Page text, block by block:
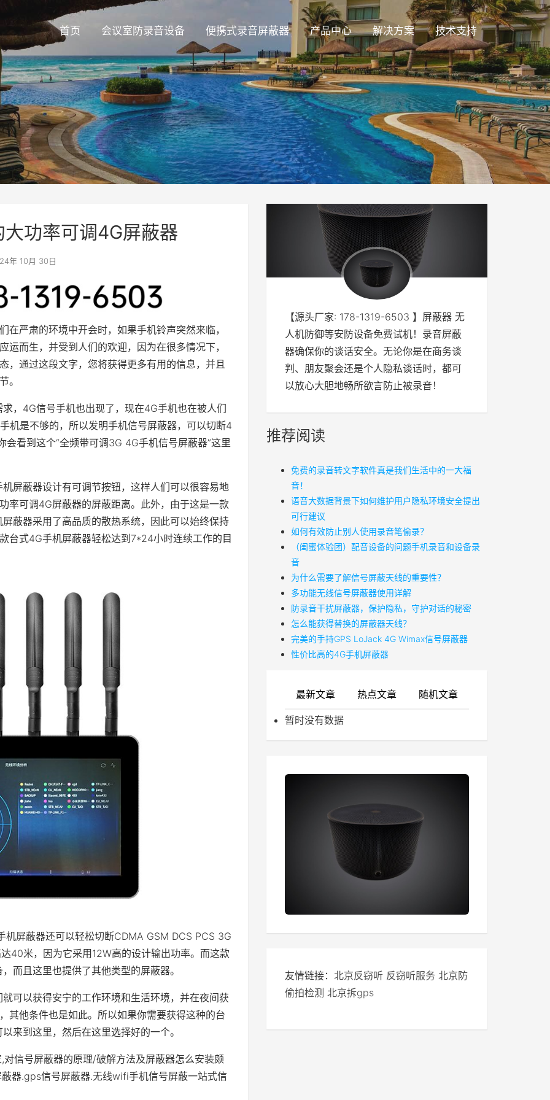
首页 会议室防录音设备 便携式录音屏蔽器 产品中心 解决方案 技术支持
功率可调4G屏蔽器
年 10月 30日
严肃的环境中开会时，如果手机铃声突然来临，
而生，并受到人们的欢迎，因为在很多情况下，
，通过这段文字，您将获得更多有用的信息，并且
。
，4G信号手机也出现了，现在4G手机也在被人们
机是不够的，所以发明手机信号屏蔽器，可以切断4
看到这个“全频带可调3G 4G手机信号屏蔽器”这里
屏蔽器设计有可调节按钮，这样人们可以很容易地
率可调4G屏蔽器的屏蔽距离。此外，由于这是一款
蔽器采用了高品质的散热系统，因此可以始终保持
台式4G手机屏蔽器轻松达到7*24小时连续工作的目
屏蔽器还可以轻松切断CDMA GSM DCS PCS 3G
40米，因为它采用12W高的设计输出功率。而这款
而且这里也提供了其他类型的屏蔽器。
可以获得安宁的工作环境和生活环境，并在夜间获
其他条件也是如此。所以如果你需要获得这种的台
来到这里，然后在这里选择好的一个。
信号屏蔽器的原理/破解方法及屏蔽器怎么安装颇
器.gps信号屏蔽器.无线wifi手机信号屏蔽一站式信
【源头厂家: 178-1319-6503 】屏蔽器 无
人机防御等安防设备免费试机！录音屏蔽
器确保你的谈话安全。无论你是在商务谈
判、朋友聚会还是个人隐私谈话时，都可
以放心大胆地畅所欲言防止被录音！
推荐阅读
免费的录音转文字软件真是我们生活中的一大福
音！
语音大数据背景下如何维护用户隐私环境安全提出
可行建议
如何有效防止别人使用录音笔偷录？
（闺蜜体验团）配音设备的问题手机录音和设备录
音
为什么需要了解信号屏蔽天线的重要性？
多功能无线信号屏蔽器使用详解
防录音干扰屏蔽器，保护隐私，守护对话的秘密
怎么能获得替换的屏蔽器天线？
​完美的手持GPS LoJack 4G Wimax信号屏蔽器
性价比高的4G手机屏蔽器
最新文章 热点文章 随机文章
暂时没有数据
友情链接： 北京反窃听 反窃听服务 北京防
偷拍检测 北京拆gps